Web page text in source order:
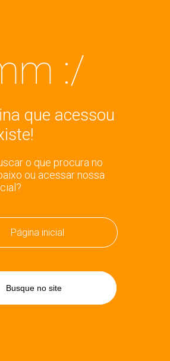
:/
que acessou
o que procura no
ou acessar nossa
Página inicial